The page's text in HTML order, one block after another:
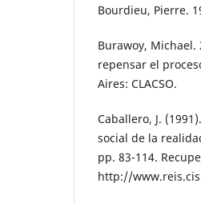
Bourdieu, Pierre.
Burawoy, Michael.
repensar el
Aires: CLACSO.
Caballero, J.
social de la
pp. 83-114.
http://